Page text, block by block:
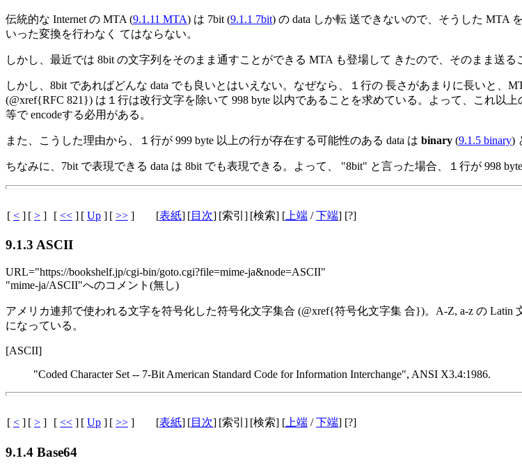
伝統的な Internet の MTA (9.1.11 MTA) は 7bit (9.1.1 7bit) の data しか転 送できないので、そうした MTA
いった変換を行わなく てはならない。
しかし、最近では 8bit の文字列をそのまま通すことができる MTA も登場して きたので、そのまま送る
しかし、8bit であればどんな data でも良いとはいえない。なぜなら、１行の 長さがあまりに長いと、
(@xref{RFC 821}) は１行は改行文字を除いて 998 byte 以内であることを求めている。よって、これ以上
等で encodeする必用がある。
また、こうした理由から、１行が 999 byte 以上の行が存在する可能性のある data は binary (9.1.5 binary)
ちなみに、7bit で表現できる data は 8bit でも表現できる。よって、 "8bit" と言った場合、１行が 998
[ < ] [ > ] [ << ] [ Up ] [ >> ] [表紙] [目次] [索引] [検索] [ 上端 /下端] [?]
9.1.3 ASCII
URL="https://bookshelf.jp/cgi-bin/goto.cgi?file=mime-ja&node=ASCII"
"mime-ja/ASCII"へのコメント(無し)
アメリカ連邦で使われる文字を符号化した符号化文字集合 (@xref{符号化文字集 合})。A-Z, a-z の
になっている。
[ASCII]
"Coded Character Set -- 7-Bit American Standard Code for Information Interchange", ANSI X3.4:1986.
[ < ] [ > ] [ << ] [ Up ] [ >> ] [表紙] [目次] [索引] [検索] [ 上端 /下端] [?]
9.1.4 Base64